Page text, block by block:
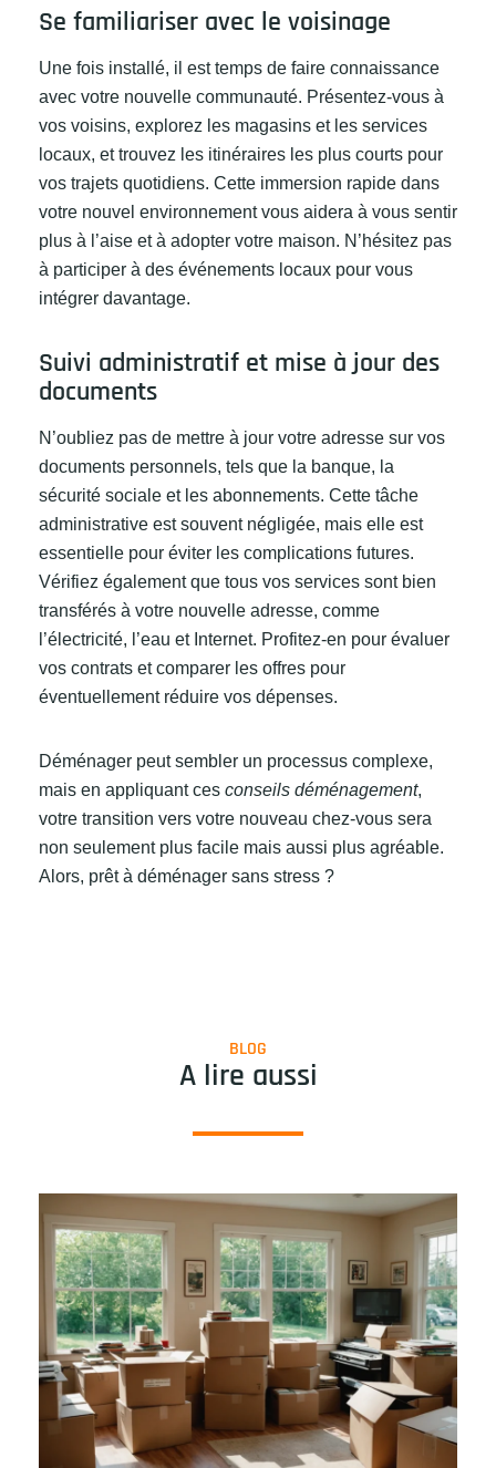
Se familiariser avec le voisinage
Une fois installé, il est temps de faire connaissance
avec votre nouvelle communauté. Présentez-vous à
vos voisins, explorez les magasins et les services
locaux, et trouvez les itinéraires les plus courts pour
vos trajets quotidiens. Cette immersion rapide dans
votre nouvel environnement vous aidera à vous sentir
plus à l’aise et à adopter votre maison. N’hésitez pas
à participer à des événements locaux pour vous
intégrer davantage.
Suivi administratif et mise à jour des
documents
N’oubliez pas de mettre à jour votre adresse sur vos
documents personnels, tels que la banque, la
sécurité sociale et les abonnements. Cette tâche
administrative est souvent négligée, mais elle est
essentielle pour éviter les complications futures.
Vérifiez également que tous vos services sont bien
transférés à votre nouvelle adresse, comme
l’électricité, l’eau et Internet. Profitez-en pour évaluer
vos contrats et comparer les offres pour
éventuellement réduire vos dépenses.
Déménager peut sembler un processus complexe,
mais en appliquant ces conseils déménagement,
votre transition vers votre nouveau chez-vous sera
non seulement plus facile mais aussi plus agréable.
Alors, prêt à déménager sans stress ?
BLOG
A lire aussi